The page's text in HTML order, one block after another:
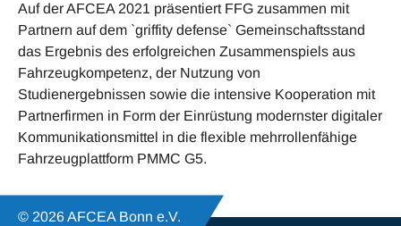
Auf der AFCEA 2021 präsentiert FFG zusammen mit
Partnern auf dem `griffity defense` Gemeinschaftsstand
das Ergebnis des erfolgreichen Zusammenspiels aus
Fahrzeugkompetenz, der Nutzung von
Studienergebnissen sowie die intensive Kooperation mit
Partnerfirmen in Form der Einrüstung modernster digitaler
Kommunikationsmittel in die flexible mehrrollenfähige
Fahrzeugplattform PMMC G5.
© 2026 AFCEA Bonn e.V.